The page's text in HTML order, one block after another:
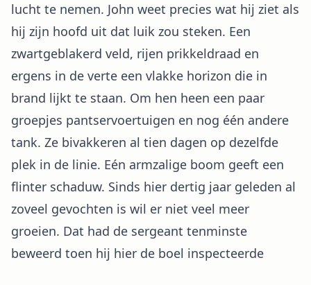
lucht te nemen. John weet precies wat hij ziet als
hij zijn hoofd uit dat luik zou steken. Een
zwartgeblakerd veld, rijen prikkeldraad en
ergens in de verte een vlakke horizon die in
brand lijkt te staan. Om hen heen een paar
groepjes pantservoertuigen en nog één andere
tank. Ze bivakkeren al tien dagen op dezelfde
plek in de linie. Eén armzalige boom geeft een
flinter schaduw. Sinds hier dertig jaar geleden al
zoveel gevochten is wil er niet veel meer
groeien. Dat had de sergeant tenminste
beweerd toen hij hier de boel inspecteerde